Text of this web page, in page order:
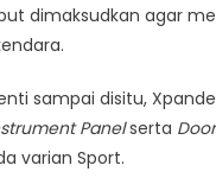
dimaksudkan agar
sampai disitu,
Panelserta
varian Sport.